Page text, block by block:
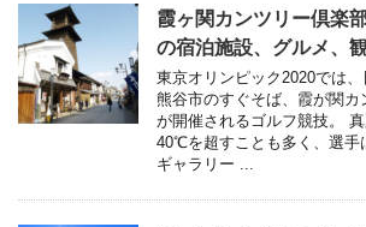
霞ヶ関カンツリー倶楽
の宿泊施設、グルメ、
東京オリンピック2020では
熊谷市のすぐそば、霞が関
が開催されるゴルフ競技。
40℃を超すことも多く、選手
ギャラリー ...